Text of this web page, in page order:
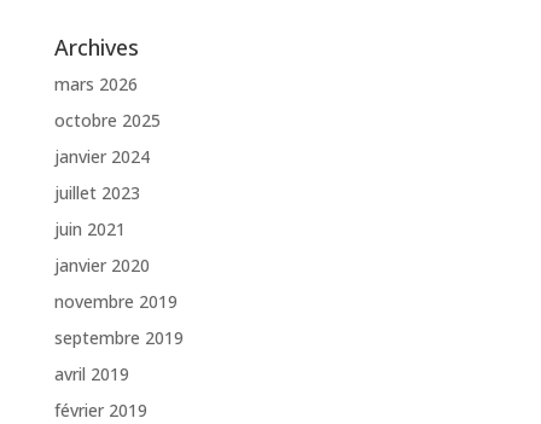
Archives
mars 2026
octobre 2025
janvier 2024
juillet 2023
juin 2021
janvier 2020
novembre 2019
septembre 2019
avril 2019
février 2019